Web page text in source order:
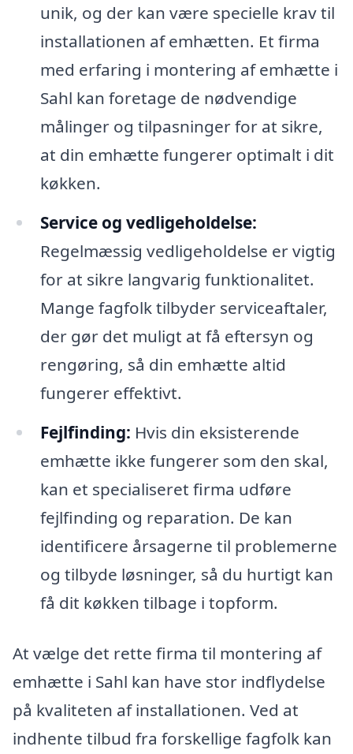
unik, og der kan være specielle krav til
installationen af emhætten. Et firma
med erfaring i montering af emhætte i
Sahl kan foretage de nødvendige
målinger og tilpasninger for at sikre,
at din emhætte fungerer optimalt i dit
køkken.
Service og vedligeholdelse:
Regelmæssig vedligeholdelse er vigtig
for at sikre langvarig funktionalitet.
Mange fagfolk tilbyder serviceaftaler,
der gør det muligt at få eftersyn og
rengøring, så din emhætte altid
fungerer effektivt.
Fejlfinding: Hvis din eksisterende
emhætte ikke fungerer som den skal,
kan et specialiseret firma udføre
fejlfinding og reparation. De kan
identificere årsagerne til problemerne
og tilbyde løsninger, så du hurtigt kan
få dit køkken tilbage i topform.
At vælge det rette firma til montering af
emhætte i Sahl kan have stor indflydelse
på kvaliteten af installationen. Ved at
indhente tilbud fra forskellige fagfolk kan